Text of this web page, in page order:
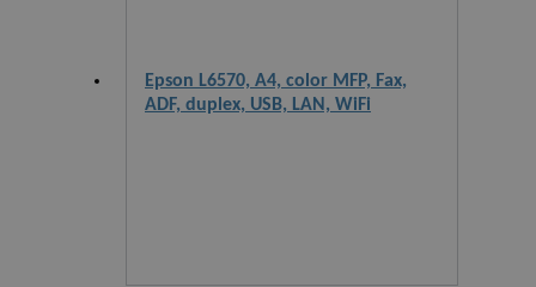
Epson L6570, A4, color MFP, Fax,
ADF, duplex, USB, LAN, WiFi